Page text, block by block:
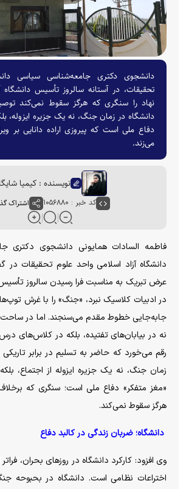
دانشجوی دکتری جامعه‌شناسی سیاسی
تحقیقات، در آستانه سالروز تأسیس دانشگاه
نهاد را سنگری که هرگز سقوط نمی‌کند
دانشگاه در زمان جنگ، نه یک جزیره ایزوله،
دفاع ملی است که پیروزی اراده دانایی بر
می‌زند.
نویسنده : کیمیا
کد خبر : ۱۰۵۶۸۸۰ اشتراک
فاطمه السادات همایونی دانشجوی دکتری
دانشگاه آزاد اسلامی واحد علوم تحقیقات در
عرض تبریک به مناسبت فرا رسیدن سالروز
در ادبیات کلاسیک نبرد، «جنگ» را با غرش
جابه‌جایی خطوط مقدم می‌سنجند. اما در ساحت
نه در بیابان‌های تفتیده، بلکه در کلاس‌های
رقم می‌خورد که حاضر به تسلیم در برابر تاریکی
زمان جنگ، نه یک جزیره ایزوله از اجتماع،
«مغز متفکر» دفاع ملی است؛ سنگری که
هرگز سقوط نمی‌کند.
دانشگاه؛ ضربان زندگی در کالبد دفاع
وی افزود: کارکرد دانشگاه در روز‌های بحران،
اختراعات نظامی است. دانشگاه در بحبوحه